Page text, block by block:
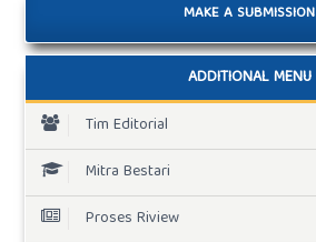
MAKE A SUBMISSION
ADDITIONAL MENU
Tim Editorial
Mitra Bestari
Proses Riview